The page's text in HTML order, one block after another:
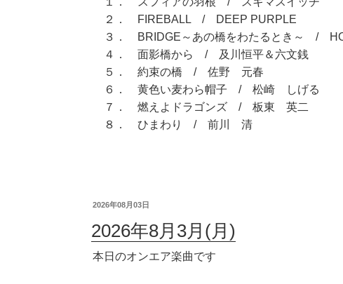
２． FIREBALL / DEEP PURPLE
３． BRIDGE～あの橋をわたるとき～ /
４． 面影橋から / 及川恒平＆六文銭
５． 約束の橋 / 佐野 元春
６． 黄色い麦わら帽子 / 松崎 しげる
７． 燃えよドラゴンズ / 板東 英二
８． ひまわり / 前川 清
2026年08月03日
2026年8月3月(月)
本日のオンエア楽曲です